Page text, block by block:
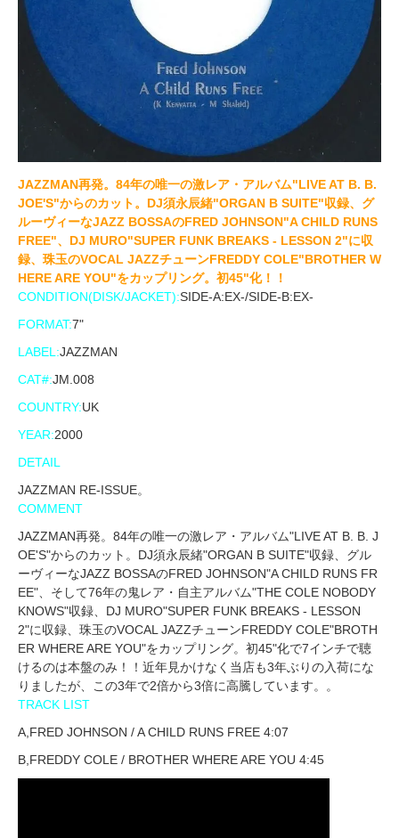
JAZZMAN再発。84年の唯一の激レア・アルバム"LIVE AT B. B.
JOE'S"からのカット。DJ須永辰緒"ORGAN B SUITE"収録、グ
ルーヴィーなJAZZ BOSSAのFRED JOHNSON"A CHILD RUNS
FREE"、DJ MURO"SUPER FUNK BREAKS - LESSON 2"に収
録、珠玉のVOCAL JAZZチューンFREDDY COLE"BROTHER W
HERE ARE YOU"をカップリング。初45"化！！
CONDITION(DISK/JACKET):SIDE-A:EX-/SIDE-B:EX-
FORMAT:7"
LABEL:JAZZMAN
CAT#:JM.008
COUNTRY:UK
YEAR:2000
DETAIL
JAZZMAN RE-ISSUE。
COMMENT
JAZZMAN再発。84年の唯一の激レア・アルバム"LIVE AT B. B. J
OE'S"からのカット。DJ須永辰緒"ORGAN B SUITE"収録、グル
ーヴィーなJAZZ BOSSAのFRED JOHNSON"A CHILD RUNS FR
EE"、そして76年の鬼レア・自主アルバム"THE COLE NOBODY
KNOWS"収録、DJ MURO"SUPER FUNK BREAKS - LESSON
2"に収録、珠玉のVOCAL JAZZチューンFREDDY COLE"BROTH
ER WHERE ARE YOU"をカップリング。初45"化で7インチで聴
けるのは本盤のみ！！近年見かけなく当店も3年ぶりの入荷にな
りましたが、この3年で2倍から3倍に高騰しています。。
TRACK LIST
A,FRED JOHNSON / A CHILD RUNS FREE 4:07
B,FREDDY COLE / BROTHER WHERE ARE YOU 4:45